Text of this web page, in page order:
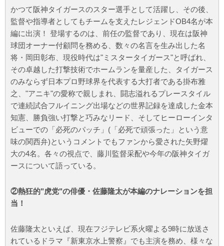
かつて阪神タイガースのスター選手として活躍し、その後、
監督や指導者としてもチームを支えたレジェンドOB4名が本
編に出演！ 登場するのは、前任の監督であり、現在は阪神
球団オーナー付顧問を務める、数々の名言を生み出した名
将・岡田彰布、現役時代は"ミスタータイガース"と呼ばれ、
その卓越した打撃技術でホームランを量産した、タイガース
のみならず日本プロ野球界を代表する大打者である掛布雅
之、"アニキ"の愛称で親しまれ、闘志溢れるプレースタイル
で連続試合フルイニング出場などの世界記録を達成した金本
知憲、勝負強い打撃と巧みなリード、そしてヒーローインタ
ビューでの「必死のパッチ」(「必死で頑張った」という意
味の関西弁)というコメントでもファンから愛された矢野燿
大の4名。各々の視点で、藤川監督采配や今年の阪神タイガ
ースについて語っている。
②熱狂的"虎党"の俳優・佐藤隆太が本編のナレーションを担
当！
佐藤隆太といえば、現在フジテレビ系火曜よる9時に放送さ
れているドラマ『新東京水上警察』でも主演を務め、様々な